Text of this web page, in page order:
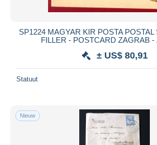
SP1224 MAGYAR KIR POSTA POSTAL
FILLER - POSTCARD ZAGRAB -
± US$ 80,91
Statuut
Nieuw